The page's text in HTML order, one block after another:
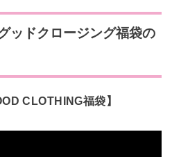
ッドクロージング福袋の
CLOTHING福袋】